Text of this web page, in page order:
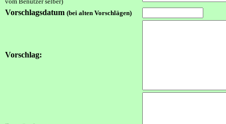
Vorschlagsdatum (bei alten Vorschlägen)
Vorschlag: